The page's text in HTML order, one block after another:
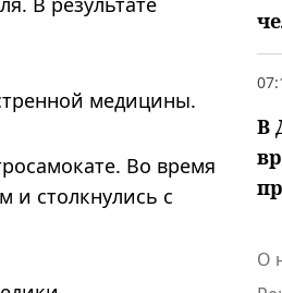
медицины.
Во время
и столкнулись с
В
О